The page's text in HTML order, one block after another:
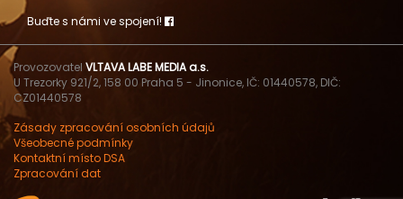
Buďte s námi ve spojení!
Provozovatel VLTAVA LABE MEDIA a.s.
U Trezorky 921/2, 158 00 Praha 5 - Jinonice, IČ: 01440578, DIČ:
CZ01440578
Zásady zpracování osobních údajů
Všeobecné podmínky
Kontaktní místo DSA
Zpracování dat